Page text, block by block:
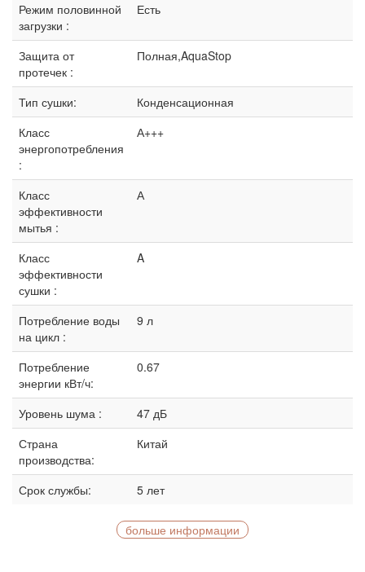
Режим половинной
загрузки :
Есть
Защита от
протечек :
Полная,AquaStop
Тип сушки:
Конденсационная
Класс
энергопотребления
:
А+++
Класс
эффективности
мытья :
А
Класс
эффективности
сушки :
A
Потребление воды
на цикл :
9 л
Потребление
энергии кВт/ч:
0.67
Уровень шума :
47 дБ
Страна
производства:
Китай
Срок службы: 5 лет
больше информации